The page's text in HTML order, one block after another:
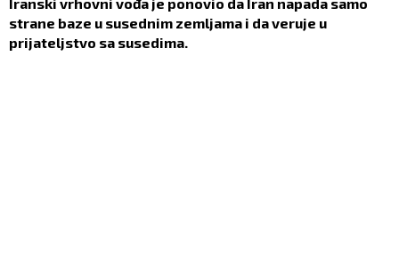
strane baze u susednim zemljama i da veruje u
prijateljstvo sa susedima.